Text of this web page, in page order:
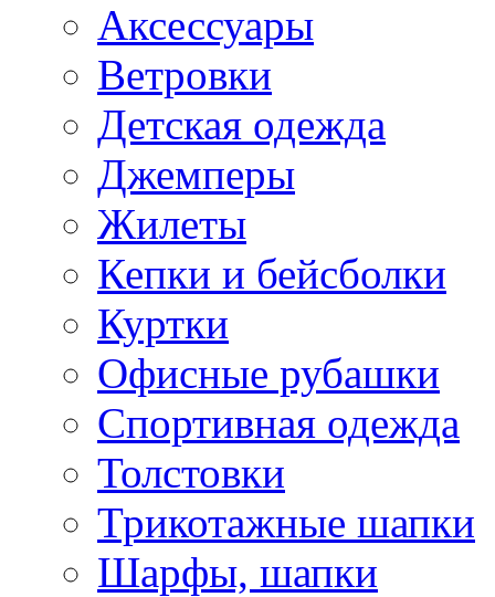
Аксессуары
Ветровки
Детская одежда
Джемперы
Жилеты
Кепки и бейсболки
Куртки
Офисные рубашки
Спортивная одежда
Толстовки
Трикотажные шапки
Шарфы, шапки